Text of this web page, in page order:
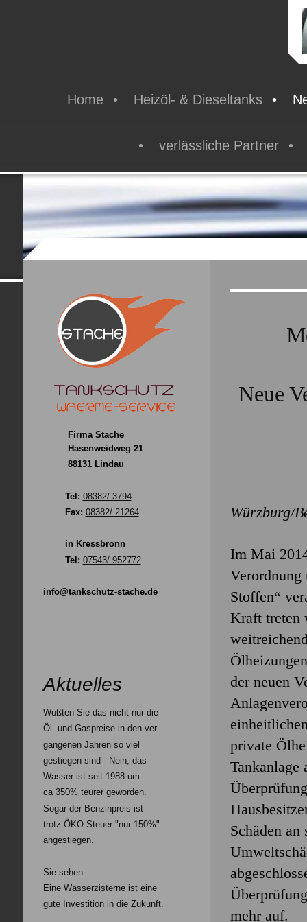
Home Heizöl- & Dieseltanks
verlässliche Partner
Neue
Würzburg/
Im Mai
Verordnung
Stoffen“
Kraft treten
der neuen
private
Tankanlage
Schäden
mehr auf.
Firma Stache
Hasenweidweg 21
88131 Lindau
Tel: 08382/ 3794
Fax: 08382/ 21264
in Kressbronn
Tel: 07543/ 952772
info@tankschutz-stache.de
Aktuelles
Wußten Sie das nicht nur die
Öl- und Gaspreise in den ver-
gangenen Jahren so viel
gestiegen sind - Nein, das
Wasser ist seit 1988 um
ca 350% teurer geworden.
Sogar der Benzinpreis ist
trotz ÖKO-Steuer "nur 150%"
angestiegen.
Sie sehen:
Eine Wasserzisterne ist eine
gute Investition in die Zukunft.